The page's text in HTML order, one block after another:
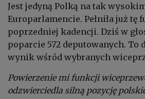
Jest jedyną Polką na tak
Europarlamencie. Pełniła już tę
poprzedniej kadencji. Dziś w
poparcie 572 deputowanych. To
wynik wśród wybranych
Powierzenie mi funkcji
odzwierciedla silną pozycję